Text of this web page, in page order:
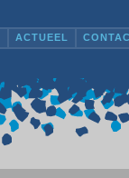
ACTUEEL